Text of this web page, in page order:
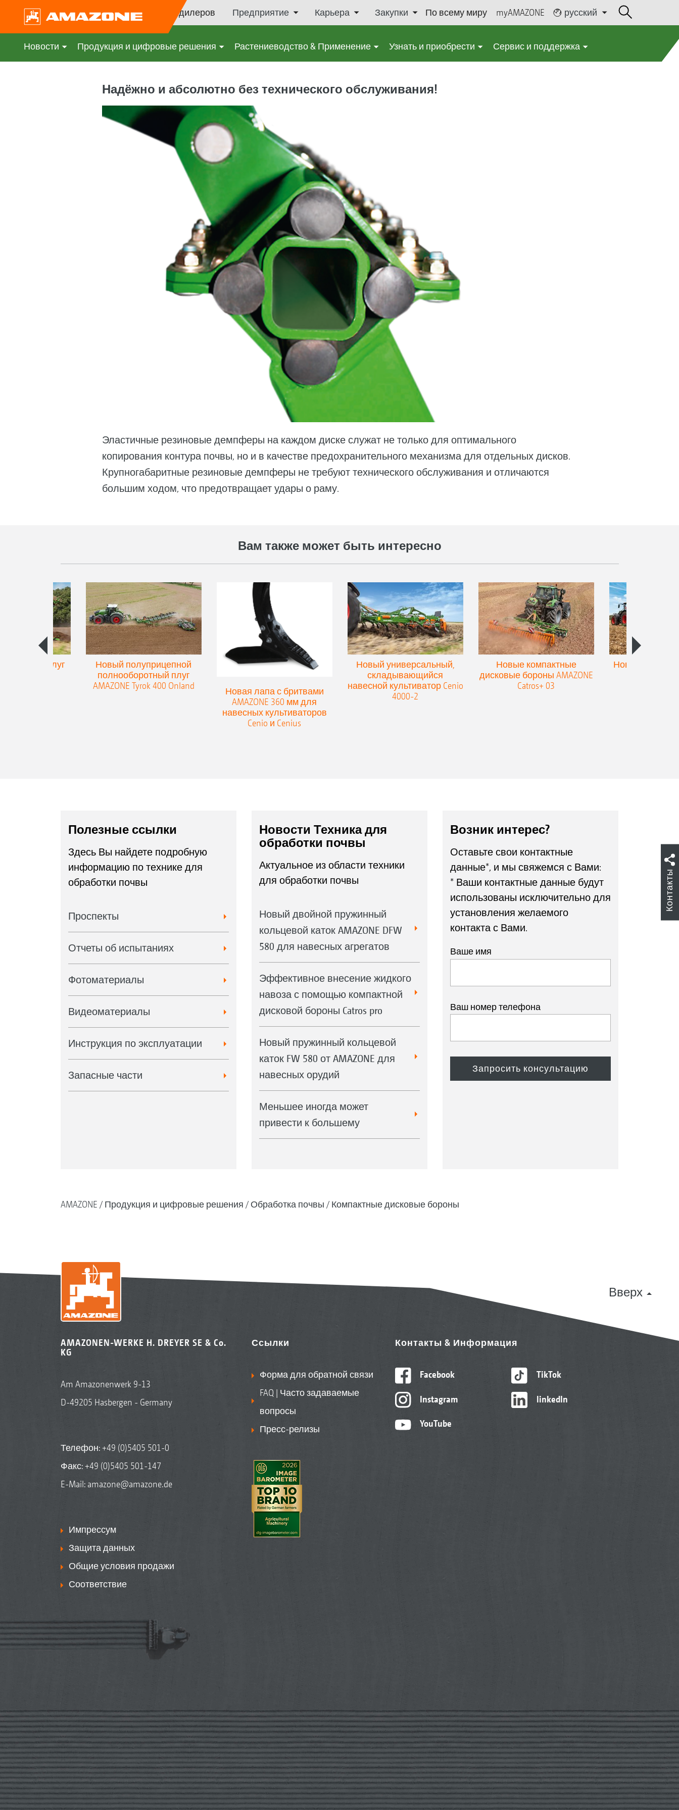
Поиск дилеров Предприятие Карьера Закупки По всему миру myAMAZONE русский
Новости Продукция и цифровые решения Растениеводство & Применение Узнать и приобрести Сервис и поддержка
Надёжно и абсолютно без технического обслуживания!
Эластичные резиновые демпферы на каждом диске служат не только для оптимального
копирования контура почвы, но и в качестве предохранительного механизма для отдельных дисков.
Крупногабаритные резиновые демпферы не требуют технического обслуживания и отличаются
большим ходом, что предотвращает удары о раму.
Вам также может быть интересно
плуг
Новый полуприцепной
полнооборотный плуг
AMAZONE Tyrok 400 Onland
Новая лапа с бритвами
AMAZONE 360 мм для
навесных культиваторов
Cenio и Cenius
Новый универсальный,
складывающийся
навесной культиватор Cenio
4000-2
Новые компактные
дисковые бороны AMAZONE
Catros+ 03
Новый
Полезные ссылки
Здесь Вы найдете подробную
информацию по технике для
обработки почвы
Проспекты
Отчеты об испытаниях
Фотоматериалы
Видеоматериалы
Инструкция по эксплуатации
Запасные части
Новости Техника для
обработки почвы
Актуальное из области техники
для обработки почвы
Новый двойной пружинный
кольцевой каток AMAZONE DFW
580 для навесных агрегатов
Эффективное внесение жидкого
навоза с помощью компактной
дисковой бороны Catros pro
Новый пружинный кольцевой
каток FW 580 от AMAZONE для
навесных орудий
Меньшее иногда может
привести к большему
Возник интерес?
Оставьте свои контактные
данные*, и мы свяжемся с Вами:
* Ваши контактные данные будут
использованы исключительно для
установления желаемого
контакта с Вами.
Ваше имя
Ваш номер телефона
AMAZONE Продукция и цифровые решения Обработка почвы Компактные дисковые бороны
Вверх
AMAZONEN-WERKE H. DREYER SE & Co.
KG
Am Amazonenwerk 9-13
D-49205 Hasbergen - Germany
Телефон:+49 (0)5405 501-0
Факс: +49 (0)5405 501-147
E-Mail: amazone@amazone.de
Импрессум
Защита данных
Общие условия продажи
Соответствие
Ссылки
Форма для обратной связи
FAQ | Часто задаваемые
вопросы
Пресс-релизы
Контакты & Информация
Facebook
Instagram
YouTube
TikTok
linkedIn
Контакты